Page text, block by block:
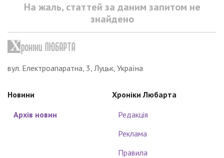
На жаль, статтей за даним запитом не
знайдено
вул. Електроапаратна, 3, Луцьк, Україна
Новини
Архів новин
Хроніки Любарта
Редакція
Реклама
Правила